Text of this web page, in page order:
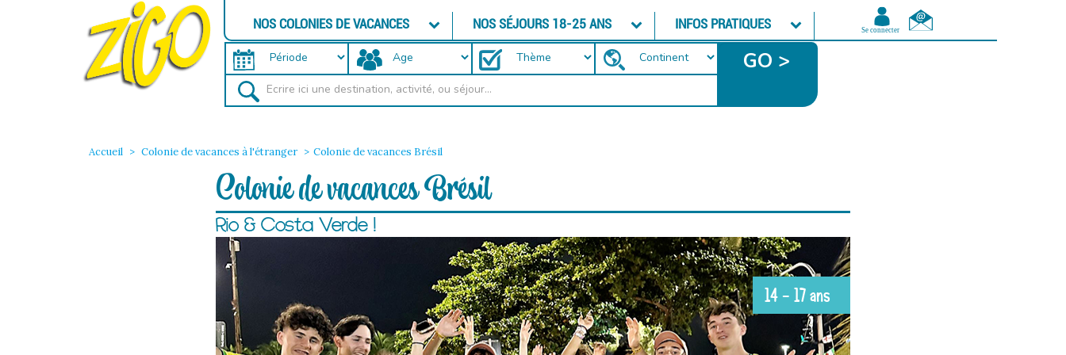
NOS COLONIES DE VACANCES NOS SÉJOURS 18-25 ANS INFOS PRATIQUES
GO >
Accueil Colonie de vacances à l'étranger Colonie de vacances Brésil
Colonie de vacances Brésil
Rio & Costa Verde !
14 - 17 ans